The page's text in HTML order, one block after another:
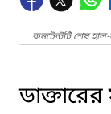
কনটেন্টটি শেষ